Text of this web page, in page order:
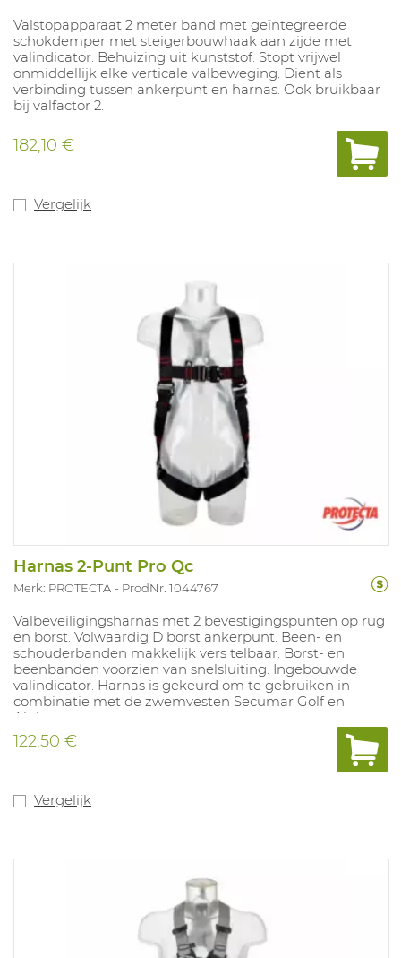
Valstopapparaat 2 meter band met geïntegreerde
schokdemper met steigerbouwhaak aan zijde met
valindicator. Behuizing uit kunststof. Stopt vrijwel
onmiddellijk elke verticale valbeweging. Dient als
verbinding tussen ankerpunt en harnas. Ook bruikbaar
bij valfactor 2.
182,10 €
Vergelijk
Harnas 2-Punt Pro Qc
Merk: PROTECTA ProdNr. 1044767
Valbeveiligingsharnas met 2 bevestigingspunten op rug
en borst. Volwaardig D borst ankerpunt. Been- en
schouderbanden makkelijk vers telbaar. Borst- en
beenbanden voorzien van snelsluiting. Ingebouwde
valindicator. Harnas is gekeurd om te gebruiken in
combinatie met de zwemvesten Secumar Golf en
Alpha.
122,50 €
Vergelijk